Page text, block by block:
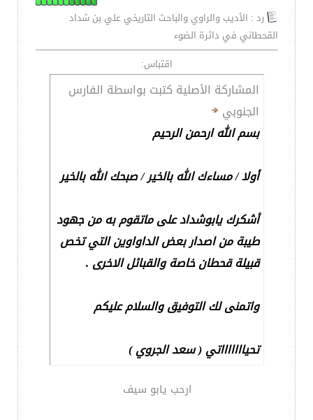
رد : الأديب والراوي والباحث التاريخي علي بن شداد
القحطاني في دائرة الضوء
اقتباس:
المشاركة الأصلية كتبت بواسطة الفارس
الجنوبي
بسم الله ارحمن الرحيم
أولا / مساءك الله بالخير / صبحك الله بالخير
أشكرك يابوشداد على ماتقوم به من جهود
طيبة من اصدار بعض الداواوين التي تخص
قبيلة قحطان خاصة والقبائل الاخرى .
واتمنى لك التوفيق والسلام عليكم
تحياااااااتي ( سعد الجروي )
ارحب يابو سيف